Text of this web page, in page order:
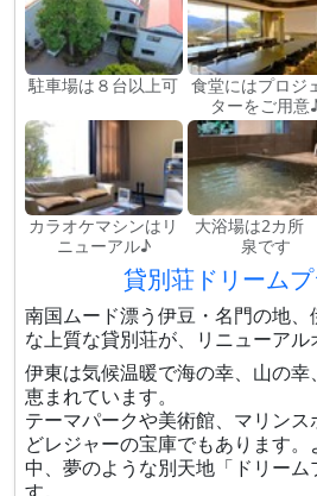
駐車場は８台以上可 食堂にはプロジ
ターをご用意
カラオケマシンはリ
ニューアル♪
大浴場は2カ
泉です
貸別荘ドリーム
南国ムード漂う伊豆・名門の地、
な上質な貸別荘が、リニューアル
伊東は気候温暖で海の幸、山の
恵まれています。
テーマパークや美術館、マリン
どレジャーの宝庫でもあります
中、夢のような別天地「ドリーム